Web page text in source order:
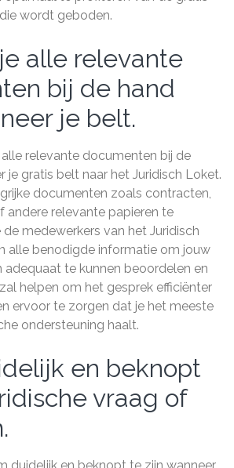
wordt geboden.
alle relevante
bij de hand
je belt.
relevante documenten bij de
je gratis belt naar het Juridisch Loket.
documenten zoals contracten,
andere relevante papieren te
medewerkers van het Juridisch
alle benodigde informatie om jouw
te kunnen beoordelen en
helpen om het gesprek efficiënter
ervoor te zorgen dat je het meeste
ondersteuning haalt.
en beknopt
vraag of